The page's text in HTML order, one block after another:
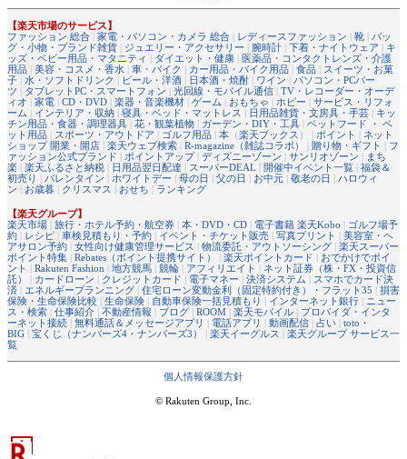
【楽天市場のサービス】
ファッション 総合 | 家電・パソコン・カメラ 総合 | レディースファッション | 靴 | バッ
グ・小物・ブランド雑貨 | ジュエリー・アクセサリー | 腕時計 | 下着・ナイトウェア | キ
ッズ・ベビー用品・マタニティ | ダイエット・健康 | 医薬品・コンタクトレンズ・介護
用品 | 美容・コスメ・香水 | 車・バイク | カー用品・バイク用品 | 食品 | スイーツ・お菓
子 | 水・ソフトドリンク | ビール・洋酒 | 日本酒・焼酎 | ワイン | パソコン・PCパー
ツ | タブレットPC・スマートフォン | 光回線・モバイル通信 | TV・レコーダー・オーデ
ィオ | 家電 | CD・DVD | 楽器・音楽機材 | ゲーム | おもちゃ | ホビー | サービス・リフォ
ーム | インテリア・収納 | 寝具・ベッド・マットレス | 日用品雑貨・文房具・手芸 | キッ
チン用品・食器・調理器具 | 花・観葉植物 | ガーデン・DIY・工具 | ペットフード ・ ペ
ット用品 | スポーツ・アウトドア | ゴルフ用品 | 本 （楽天ブックス ） | ポイント | ネット
ショップ 開業・開店 | 楽天ウェブ検索 | R-magazine（雑誌コラボ） | 贈り物・ギフト | フ
ァッション公式ブランド | ポイントアップ| ディズニーゾーン | サンリオゾーン | まち
楽 | 楽天ふるさと納税 | 日用品翌日配達 | スーパーDEAL | 開催中イベント一覧 | 福袋＆
初売り | バレンタイン | ホワイトデー | 母の日 | 父の日 | お中元 | 敬老の日 | ハロウィ
ン | お歳暮 | クリスマス | おせち | ランキング
【楽天グループ】
楽天市場 | 旅行・ホテル予約・航空券 | 本・DVD・CD | 電子書籍 楽天Kobo | ゴルフ場予
約 | レシピ | 車検見積もり・予約 | イベント・チケット販売 | 写真プリント | 美容室・ヘ
アサロン予約 | 女性向け健康管理サービス | 物流委託・アウトソーシング | 楽天スーパー
ポイント特集 | Rebates（ポイント提携サイト） | 楽天ポイントカード | おでかけでポイ
ント | Rakuten Fashion | 地方競馬 | 競輪 | アフィリエイト | ネット証券（株・FX・投資信
託）
| カードローン | クレジットカード | 電子マネー | 決済システム | スマホでカード決
済 | エネルギープランニング | 住宅ローン変動金利（固定特約付き）・フラット35 | 損害
保険・生命保険比較 | 生命保険 | 自動車保険一括見積もり | インターネット銀行 | ニュー
ス・検索 | 仕事紹介 | 不動産情報 | ブログ | ROOM | 楽天モバイル | プロバイダ・インタ
ーネット接続 | 無料通話＆メッセージアプリ | 電話アプリ | 動画配信 | 占い | toto・
BIG | 宝くじ（ナンバーズ4・ナンバーズ3） | 楽天イーグルス | 楽天グループ サービス一
覧
個人情報保護方針
© Rakuten Group, Inc.